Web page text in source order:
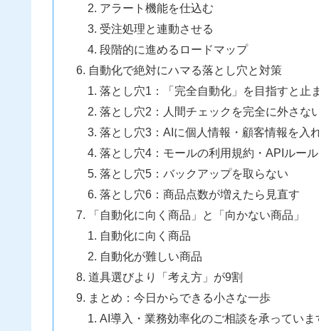
アラート機能を仕込む
受注処理と連動させる
段階的に進めるロードマップ
自動化で絶対にハマる落とし穴と対策
落とし穴1：「完全自動化」を目指すと止
落とし穴2：人間チェックを完全に外さな
落とし穴3：AIに個人情報・顧客情報を入
落とし穴4：モールの利用規約・APIルー
落とし穴5：バックアップを取らない
落とし穴6：商品点数が増えたら見直す
「自動化に向く商品」と「向かない商品」
自動化に向く商品
自動化が難しい商品
道具選びより「考え方」が9割
まとめ：今日からできる小さな一歩
AI導入・業務効率化のご相談を承っていま